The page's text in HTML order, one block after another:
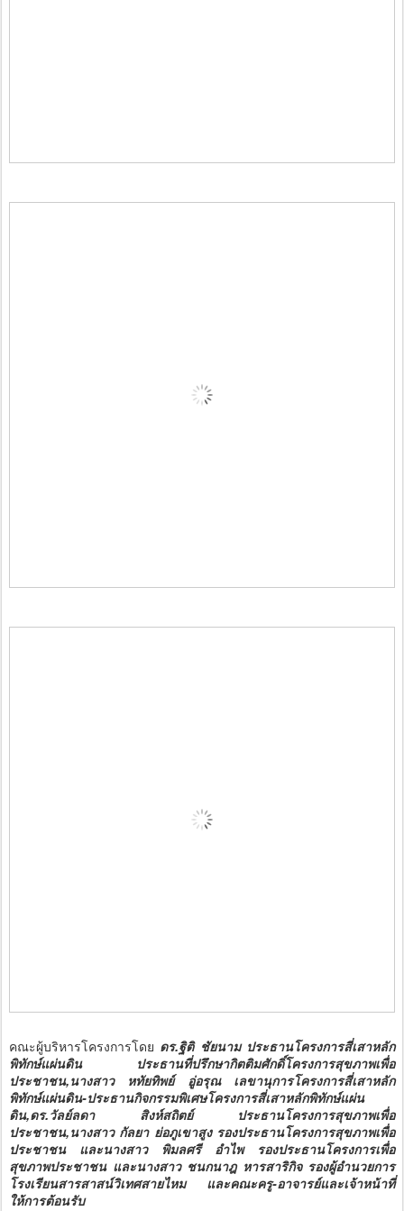
คณะผู้บริหารโครงการโดย ดร.ฐิติ ชัยนาม ประธานโครงการสี่เสาหลัก
พิทักษ์แผ่นดิน ประธานที่ปรึกษากิตติมศักดิ์โครงการสุขภาพเพื่อ
ประชาชน,นางสาว หทัยทิพย์ อู่อรุณ เลขานุการโครงการสี่เสาหลัก
พิทักษ์แผ่นดิน-ประธานกิจกรรมพิเศษโครงการสี่เสาหลักพิทักษ์แผ่น
ดิน,ดร.วัลย์ลดา สิงห์สถิตย์ ประธานโครงการสุขภาพเพื่อ
ประชาชน,นางสาว กัลยา ย่อภูเขาสูง รองประธานโครงการสุขภาพเพื่อ
ประชาชน และนางสาว พิมลศรี อำไพ รองประธานโครงการเพื่อ
สุขภาพประชาชน และนางสาว ชนกนาฎ หารสาริกิจ รองผู้อำนวยการ
โรงเรียนสารสาสน์วิเทศสายไหม และคณะครู-อาจารย์และเจ้าหน้าที่
ให้การต้อนรับ